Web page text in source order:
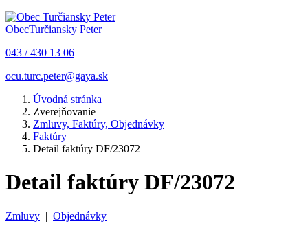
ObecTurčiansky Peter
043 / 430 13 06
ocu.turc.peter@gaya.sk
Úvodná stránka
Zverejňovanie
Zmluvy, Faktúry, Objednávky
Faktúry
Detail faktúry DF/23072
Detail faktúry DF/23072
Zmluvy | Objednávky